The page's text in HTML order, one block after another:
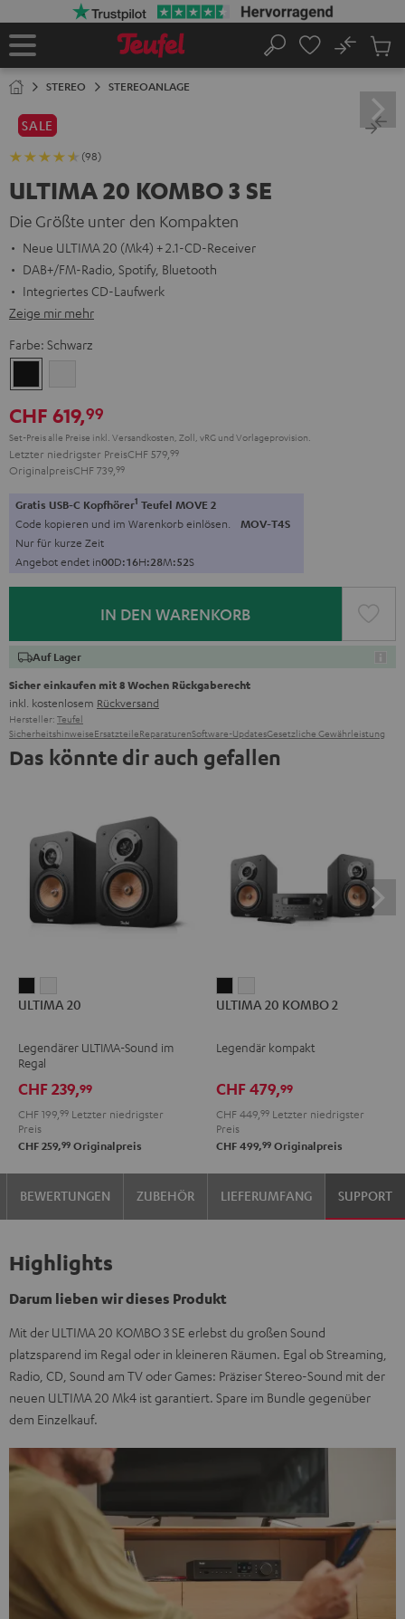
Startseite
Suche
No
STEREO STEREOANLAGE
SALE
(98)
ULTIMA 20 KOMBO 3 SE
Die Größte unter den Kompakten
Neue ULTIMA 20 (Mk4) + 2.1-CD-Receiver
DAB+/FM-Radio, Spotify, Bluetooth
Integriertes CD-Laufwerk
Zeige mir mehr
Farbe: Schwarz
CHF 619,99
Set-Preis alle Preise inkl. Versandkosten, Zoll, vRG und Vorlageprovision.
Letzter niedrigster PreisCHF 579, 99
OriginalpreisCHF 739, 99
Gratis USB-C Kopfhörer1 Teufel MOVE 2
Code kopieren und im Warenkorb einlösen. MOV-T4S
Nur für kurze Zeit
Angebot endet in00D:16H:28M:50S
IN DEN WARENKORB
Auf Lager
Sicher einkaufen mit 8 Wochen Rückgaberecht
inkl. kostenlosem Rückversand
Hersteller: Teufel
SicherheitshinweiseErsatzteileReparaturenSoftware-UpdatesGesetzliche Gewährleistung
Das könnte dir auch gefallen
20 20
ULTIMA 20
Legendärer ULTIMA-Sound im
Regal
CHF 239,99
CHF 199, 99 Letzter niedrigster
Preis
CHF 259,99 Originalpreis
20
2
20
2
ULTIMA 20 KOMBO 2
Legendär kompakt
CHF 479,99
CHF 449, 99 Letzter niedrigster
Preis
CHF 499,99 Originalpreis
BEWERTUNGEN ZUBEHÖR LIEFERUMFANG SUPPORT
Highlights
Darum lieben wir dieses Produkt
Mit der ULTIMA 20 KOMBO 3 SE erlebst du großen Sound
platzsparend im Regal oder in kleineren Räumen. Egal ob Streaming,
Radio, CD, Sound am TV oder Games: Präziser Stereo-Sound mit der
neuen ULTIMA 20 Mk4 ist garantiert. Spare im Bundle gegenüber
dem Einzelkauf.